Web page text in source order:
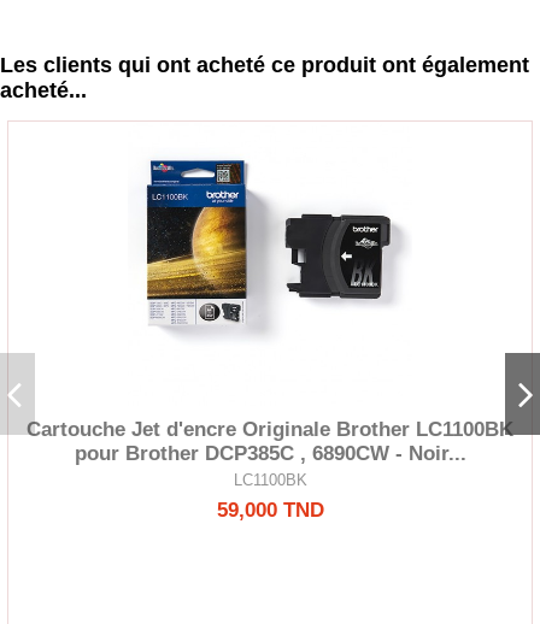
Les clients qui ont acheté ce produit ont également
acheté...
Cartouche Jet d'encre Originale Brother LC1100BK
pour Brother DCP385C , 6890CW - Noir...
LC1100BK
59,000 TND